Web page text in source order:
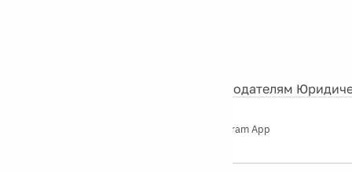
Рекламодателям
Telegram App